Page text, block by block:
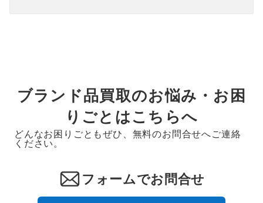
ブランド品買取のお悩み・お困
りごとはこちらへ
どんなお困りごともぜひ、無料のお問合せへご連絡
ください。
フォームでお問合せ